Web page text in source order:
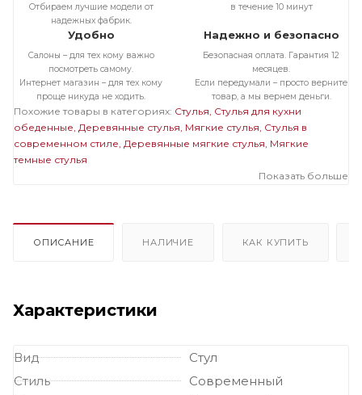
Отбираем лучшие модели от
надежных фабрик.
в течение 10 минут
Удобно
Салоны – для тех кому важно
посмотреть самому.
Интернет магазин – для тех кому
проще никуда не ходить.
Надежно и безопасно
Безопасная оплата. Гарантия 12
месяцев.
Если передумали – просто верните
товар, а мы вернем деньги.
Похожие товары в категориях: Стулья Стулья для кухни
обеденные Деревянные стулья Мягкие стулья Стулья в
современном стиле Деревянные мягкие стулья Мягкие
темные стулья
Показать больше
ОПИСАНИЕ НАЛИЧИЕ КАК КУПИТЬ
Характеристики
Вид
Стул
Стиль
Современный